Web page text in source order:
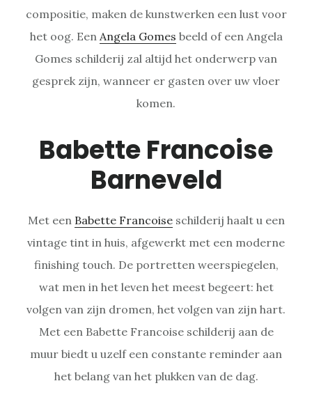
compositie, maken de kunstwerken een lust voor
het oog. Een Angela Gomes beeld of een Angela
Gomes schilderij zal altijd het onderwerp van
gesprek zijn, wanneer er gasten over uw vloer
komen.
Babette Francoise
Barneveld
Met een Babette Francoiseschilderij haalt u een
vintage tint in huis, afgewerkt met een moderne
finishing touch. De portretten weerspiegelen,
wat men in het leven het meest begeert: het
volgen van zijn dromen, het volgen van zijn hart.
Met een Babette Francoise schilderij aan de
muur biedt u uzelf een constante reminder aan
het belang van het plukken van de dag.